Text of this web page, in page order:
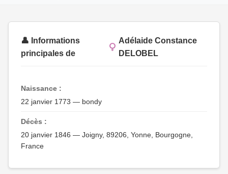
👤 Informations
principales de
Adélaide Constance
DELOBEL
Naissance :
22 janvier 1773 — bondy
Décès :
20 janvier 1846 — Joigny, 89206, Yonne, Bourgogne,
France